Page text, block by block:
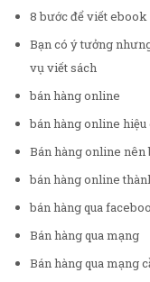
8 bước để viết
Bạn có ý tưởng
vụ viết sách
bán hàng online
bán hàng online hiệu
Bán hàng online nên
bán hàng online
bán hàng qua
Bán hàng qua mạng
Bán hàng qua mạng